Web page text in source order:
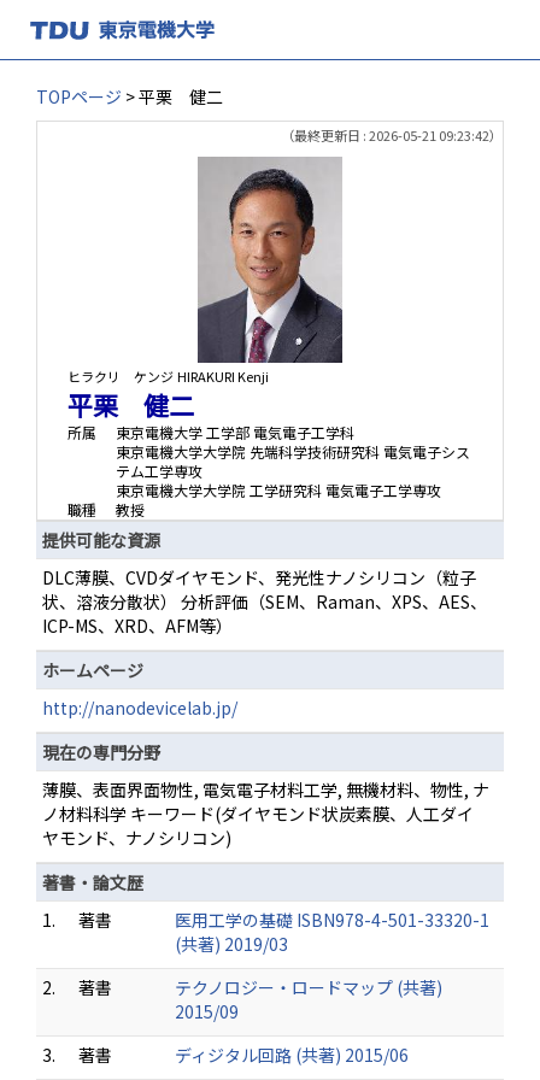
TOPページ > 平栗 健二
（最終更新日 : 2026-05-21 09:23:42）
ヒラクリ ケンジHIRAKURI Kenji
平栗 健二
所属
東京電機大学 工学部 電気電子工学科
東京電機大学大学院 先端科学技術研究科 電気電子シス
テム工学専攻
東京電機大学大学院 工学研究科 電気電子工学専攻
職種
教授
提供可能な資源
DLC薄膜、CVDダイヤモンド、発光性ナノシリコン（粒子
状、溶液分散状） 分析評価（SEM、Raman、XPS、AES、
ICP-MS、XRD、AFM等）
ホームページ
http://nanodevicelab.jp/
現在の専門分野
薄膜、表面界面物性, 電気電子材料工学, 無機材料、物性, ナ
ノ材料科学 キーワード(ダイヤモンド状炭素膜、人工ダイ
ヤモンド、ナノシリコン)
著書・論文歴
1.
著書
医用工学の基礎 ISBN978-4-501-33320-1
(共著) 2019/03
2.
著書
テクノロジー・ロードマップ (共著)
2015/09
3.
著書 ディジタル回路 (共著) 2015/06